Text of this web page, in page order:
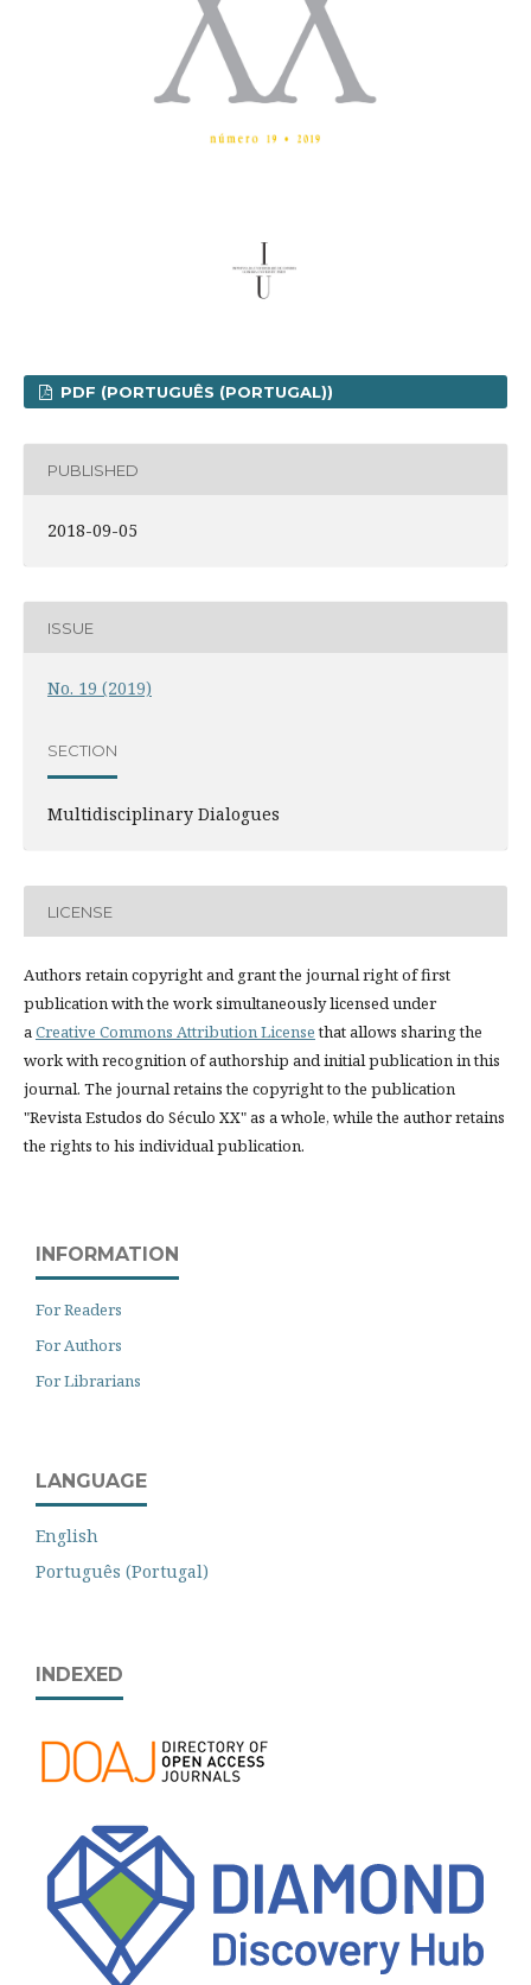
PDF (PORTUGUÊS (PORTUGAL))
PUBLISHED
2018-09-05
ISSUE
No. 19 (2019)
SECTION
Multidisciplinary Dialogues
LICENSE
Authors retain copyright and grant the journal right of first
publication with the work simultaneously licensed under
aCreative Commons Attribution Licensethat allows sharing the
work with recognition of authorship and initial publication in this
journal. The journal retains the copyright to the publication
"Revista Estudos do Século XX" as a whole, while the author retains
the rights to his individual publication.
INFORMATION
For Readers
For Authors
For Librarians
LANGUAGE
English
Português (Portugal)
INDEXED